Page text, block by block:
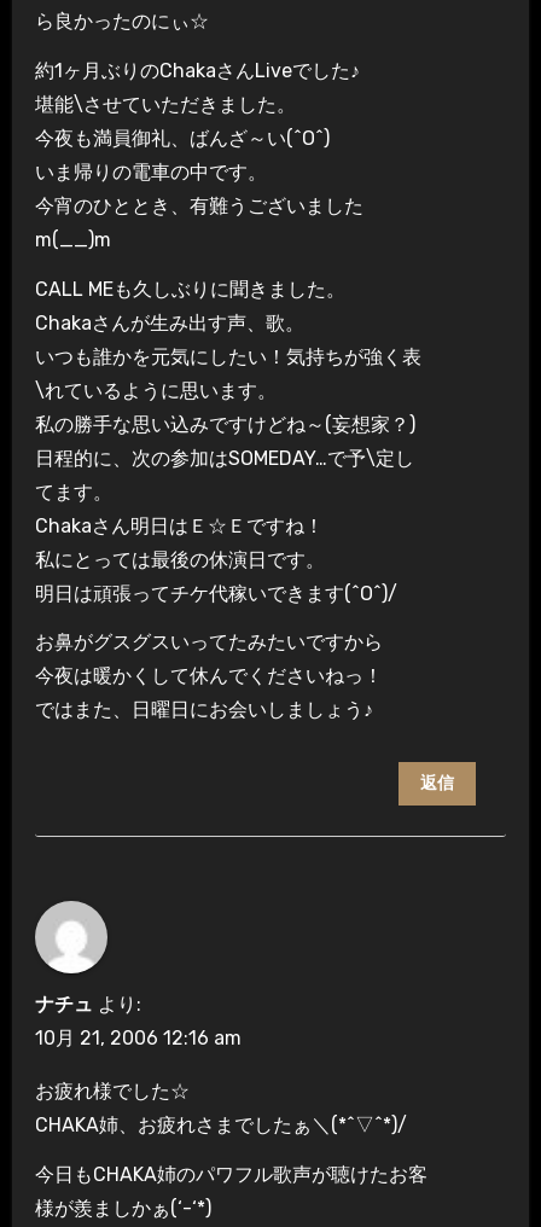
ら良かったのにぃ☆
約1ヶ月ぶりのChakaさんLiveでした♪
堪能\させていただきました。
今夜も満員御礼、ばんざ～い(^O^)
いま帰りの電車の中です。
今宵のひととき、有難うございました
m(__)m
CALL MEも久しぶりに聞きました。
Chakaさんが生み出す声、歌。
いつも誰かを元気にしたい！気持ちが強く表
\れているように思います。
私の勝手な思い込みですけどね～(妄想家？)
日程的に、次の参加はSOMEDAY…で予\定し
てます。
Chakaさん明日はＥ☆Ｅですね！
私にとっては最後の休演日です。
明日は頑張ってチケ代稼いできます(^O^)/
お鼻がグスグスいってたみたいですから
今夜は暖かくして休んでくださいねっ！
ではまた、日曜日にお会いしましょう♪
返信
ナチュ より:
10月 21, 2006 12:16 am
お疲れ様でした☆
CHAKA姉、お疲れさまでしたぁ＼(*^▽^*)/
今日もCHAKA姉のパワフル歌声が聴けたお客
様が羨ましかぁ(‘-‘*)